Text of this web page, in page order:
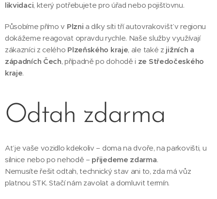
likvidaci, který potřebujete pro úřad nebo pojišťovnu.
Působíme přímo v Plzni a díky síti tří autovrakovišť v regionu
dokážeme reagovat opravdu rychle. Naše služby využívají
zákazníci z celého Plzeňského kraje, ale také z jižních a
západních Čech, případně po dohodě i ze Středočeského
kraje.
Odtah zdarma
Ať je vaše vozidlo kdekoliv – doma na dvoře, na parkovišti, u
silnice nebo po nehodě – přijedeme zdarma.
Nemusíte řešit odtah, technický stav ani to, zda má vůz
platnou STK. Stačí nám zavolat a domluvit termín.